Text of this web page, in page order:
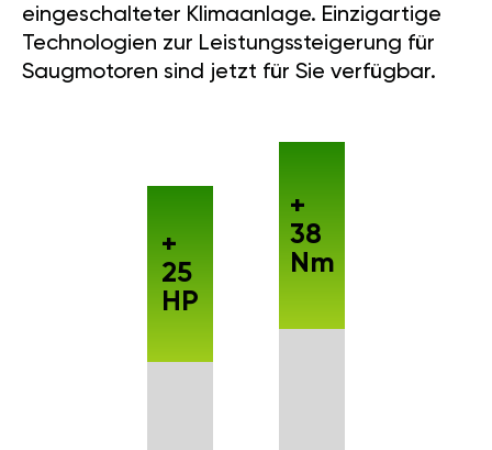
eingeschalteter Klimaanlage. Einzigartige
Technologien zur Leistungssteigerung für
Saugmotoren sind jetzt für Sie verfügbar.
+
25
HP
+
38
Nm